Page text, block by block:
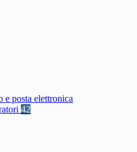
e posta elettronica
42